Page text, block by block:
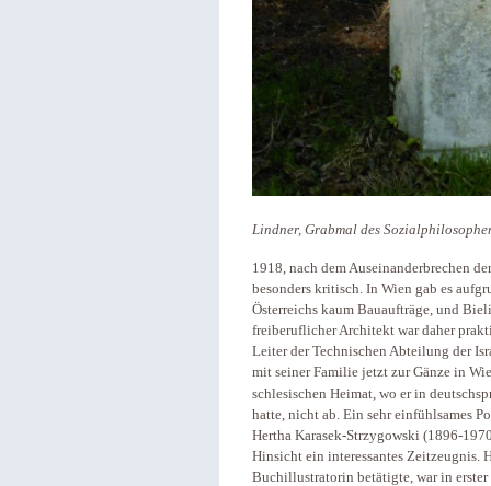
Lindner, Grabmal des
1918, nach dem Auseinanderbrechen
besonders kritisch. In Wien gab es
Österreichs kaum Bauaufträge, und
freiberuflicher Architekt war daher
Leiter der Technischen Abteilung der
mit seiner Familie jetzt zur Gänze in
schlesischen Heimat, wo er in
hatte, nicht ab. Ein sehr einfühlsames
Hertha Karasek-Strzygowski (1896-
Hinsicht ein interessantes Zeitzeugnis.
Buchillustratorin betätigte, war in erster